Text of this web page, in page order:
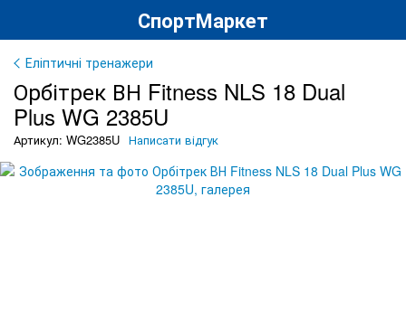
СпортМаркет
Еліптичні тренажери
Орбітрек ВН Fitness NLS 18 Dual
Plus WG 2385U
Артикул: WG2385U Написати відгук